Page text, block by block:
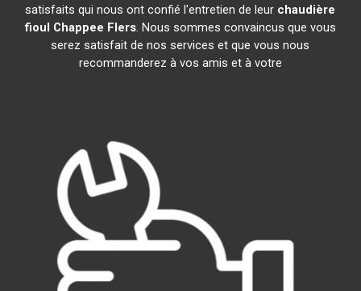
satisfaits qui nous ont confié l'entretien de leur chaudière
fioul Chappee Flers. Nous sommes convaincus que vous
serez satisfait de nos services et que vous nous
recommanderez à vos amis et à votre